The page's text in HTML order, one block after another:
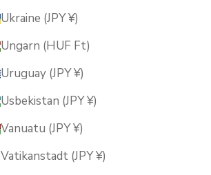
Ukraine (JPY ¥)
Ungarn (HUF Ft)
Uruguay (JPY ¥)
Usbekistan (JPY ¥)
Vanuatu (JPY ¥)
Vatikanstadt (JPY ¥)